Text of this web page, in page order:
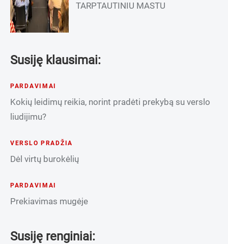
TARPTAUTINIU MASTU
Susiję klausimai:
PARDAVIMAI
Kokių leidimų reikia, norint pradėti prekybą su verslo
liudijimu?
VERSLO PRADŽIA
Dėl virtų burokėlių
PARDAVIMAI
Prekiavimas mugėje
Susiję renginiai: